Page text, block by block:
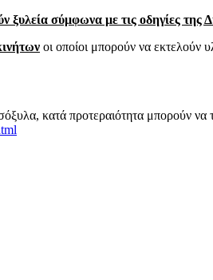
σύμφωνα με τις οδηγίες της
οι οποίοι μπορούν να εκτελούν
κατά προτεραιότητα μπορούν